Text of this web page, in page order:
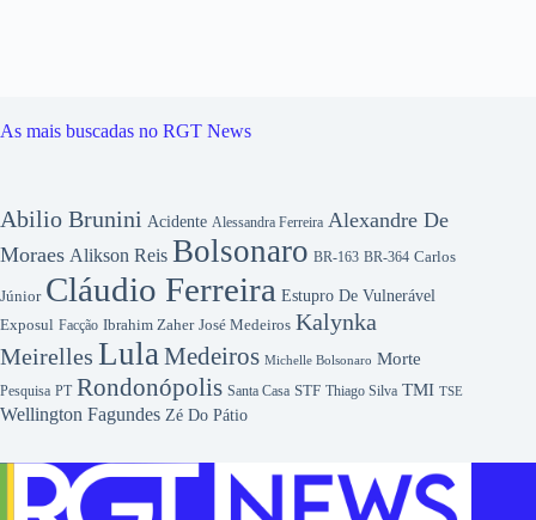
As mais buscadas no RGT News
Abilio Brunini Acidente Alessandra Ferreira Alexandre De
Moraes Alikson Reis Bolsonaro BR-163 BR-364 Carlos
Júnior Cláudio Ferreira Estupro De Vulnerável
Exposul Facção Ibrahim Zaher José Medeiros Kalynka
Meirelles LulaMedeiros Michelle Bolsonaro Morte
Pesquisa PT Rondonópolis Santa Casa STF Thiago Silva TMI TSE
Wellington Fagundes Zé Do Pátio